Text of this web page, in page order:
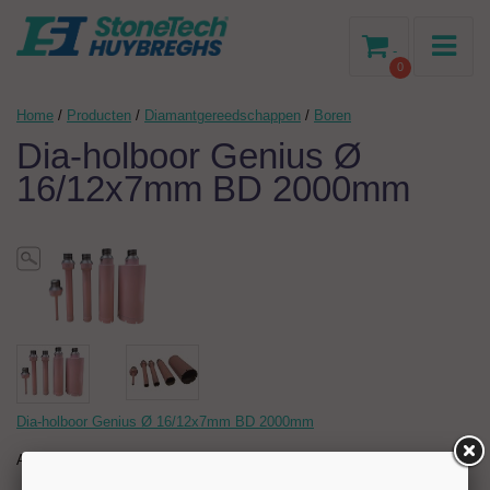
0
-
Home / Producten / Diamantgereedschappen / Boren
Dia-holboor Genius Ø
16/12x7mm BD 2000mm
Dia-holboor Genius Ø 16/12x7mm BD 2000mm
Artikelnr: